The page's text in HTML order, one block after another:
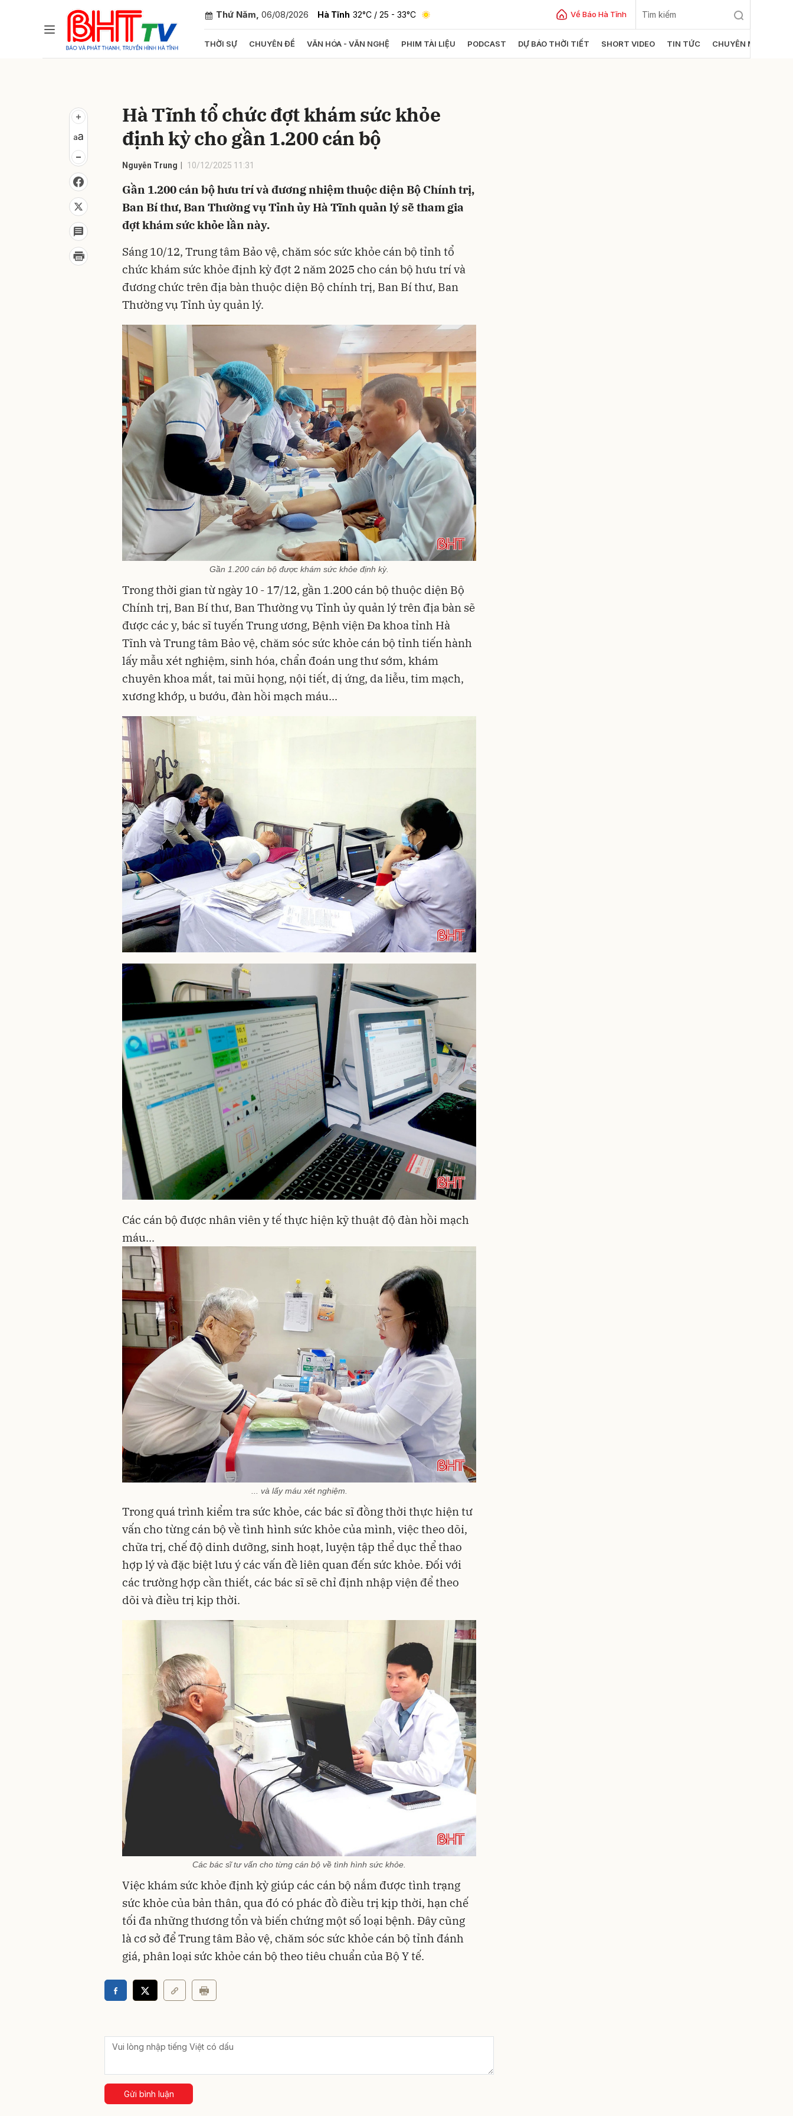
Thứ Năm, 06/08/2026 Hà Tĩnh 32°C / 25 - 33°C Về Báo Hà Tĩnh
THỜI SỰ CHUYÊN ĐỀ VĂN HÓA - VĂN NGHỆ PHIM TÀI LIỆU PODCAST DỰ BÁO THỜI TIẾT SHORT VIDEO TIN TỨC CHUYÊN MỤC
Hà Tĩnh tổ chức đợt khám sức khỏe
định kỳ cho gần 1.200 cán bộ
Nguyễn Trung 10/12/2025 11:31
Gần 1.200 cán bộ hưu trí và đương nhiệm thuộc diện Bộ Chính trị,
Ban Bí thư, Ban Thường vụ Tỉnh ủy Hà Tĩnh quản lý sẽ tham gia
đợt khám sức khỏe lần này.
Sáng 10/12, Trung tâm Bảo vệ, chăm sóc sức khỏe cán bộ tỉnh tổ
chức khám sức khỏe định kỳ đợt 2 năm 2025 cho cán bộ hưu trí và
đương chức trên địa bàn thuộc diện Bộ chính trị, Ban Bí thư, Ban
Thường vụ Tỉnh ủy quản lý.
Gần 1.200 cán bộ được khám sức khỏe định kỳ.
Trong thời gian từ ngày 10 - 17/12, gần 1.200 cán bộ thuộc diện Bộ
Chính trị, Ban Bí thư, Ban Thường vụ Tỉnh ủy quản lý trên địa bàn sẽ
được các y, bác sĩ tuyến Trung ương, Bệnh viện Đa khoa tỉnh Hà
Tĩnh và Trung tâm Bảo vệ, chăm sóc sức khỏe cán bộ tỉnh tiến hành
lấy mẫu xét nghiệm, sinh hóa, chẩn đoán ung thư sớm, khám
chuyên khoa mắt, tai mũi họng, nội tiết, dị ứng, da liễu, tim mạch,
xương khớp, u bướu, đàn hồi mạch máu...
Các cán bộ được nhân viên y tế thực hiện kỹ thuật độ đàn hồi mạch
máu...
... và lấy máu xét nghiệm.
Trong quá trình kiểm tra sức khỏe, các bác sĩ đồng thời thực hiện tư
vấn cho từng cán bộ về tình hình sức khỏe của mình, việc theo dõi,
chữa trị, chế độ dinh dưỡng, sinh hoạt, luyện tập thể dục thể thao
hợp lý và đặc biệt lưu ý các vấn đề liên quan đến sức khỏe. Đối với
các trường hợp cần thiết, các bác sĩ sẽ chỉ định nhập viện để theo
dõi và điều trị kịp thời.
Các bác sĩ tư vấn cho từng cán bộ về tình hình sức khỏe.
Việc khám sức khỏe định kỳ giúp các cán bộ nắm được tình trạng
sức khỏe của bản thân, qua đó có phác đồ điều trị kịp thời, hạn chế
tối đa những thương tổn và biến chứng một số loại bệnh. Đây cũng
là cơ sở để Trung tâm Bảo vệ, chăm sóc sức khỏe cán bộ tỉnh đánh
giá, phân loại sức khỏe cán bộ theo tiêu chuẩn của Bộ Y tế.
Gửi bình luận
Gửi bình luận
Hủy